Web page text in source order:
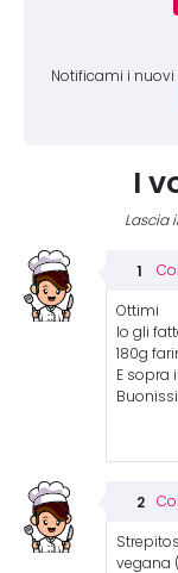
Notificami i
I
Lascia
Ottimi
Io gli
180g
E sopra
vegana